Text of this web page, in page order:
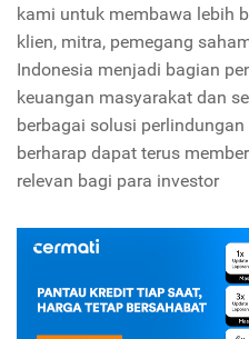
kami untuk membawa lebih
klien, mitra, pemegang
Indonesia menjadi bagian
keuangan masyarakat dan
berbagai solusi
berharap dapat terus
relevan bagi para investor